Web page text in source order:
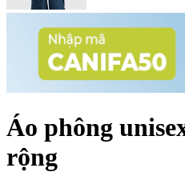
Áo phông
rộng